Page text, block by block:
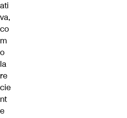
ati
va,
co
m
o
la
re
cie
nt
e